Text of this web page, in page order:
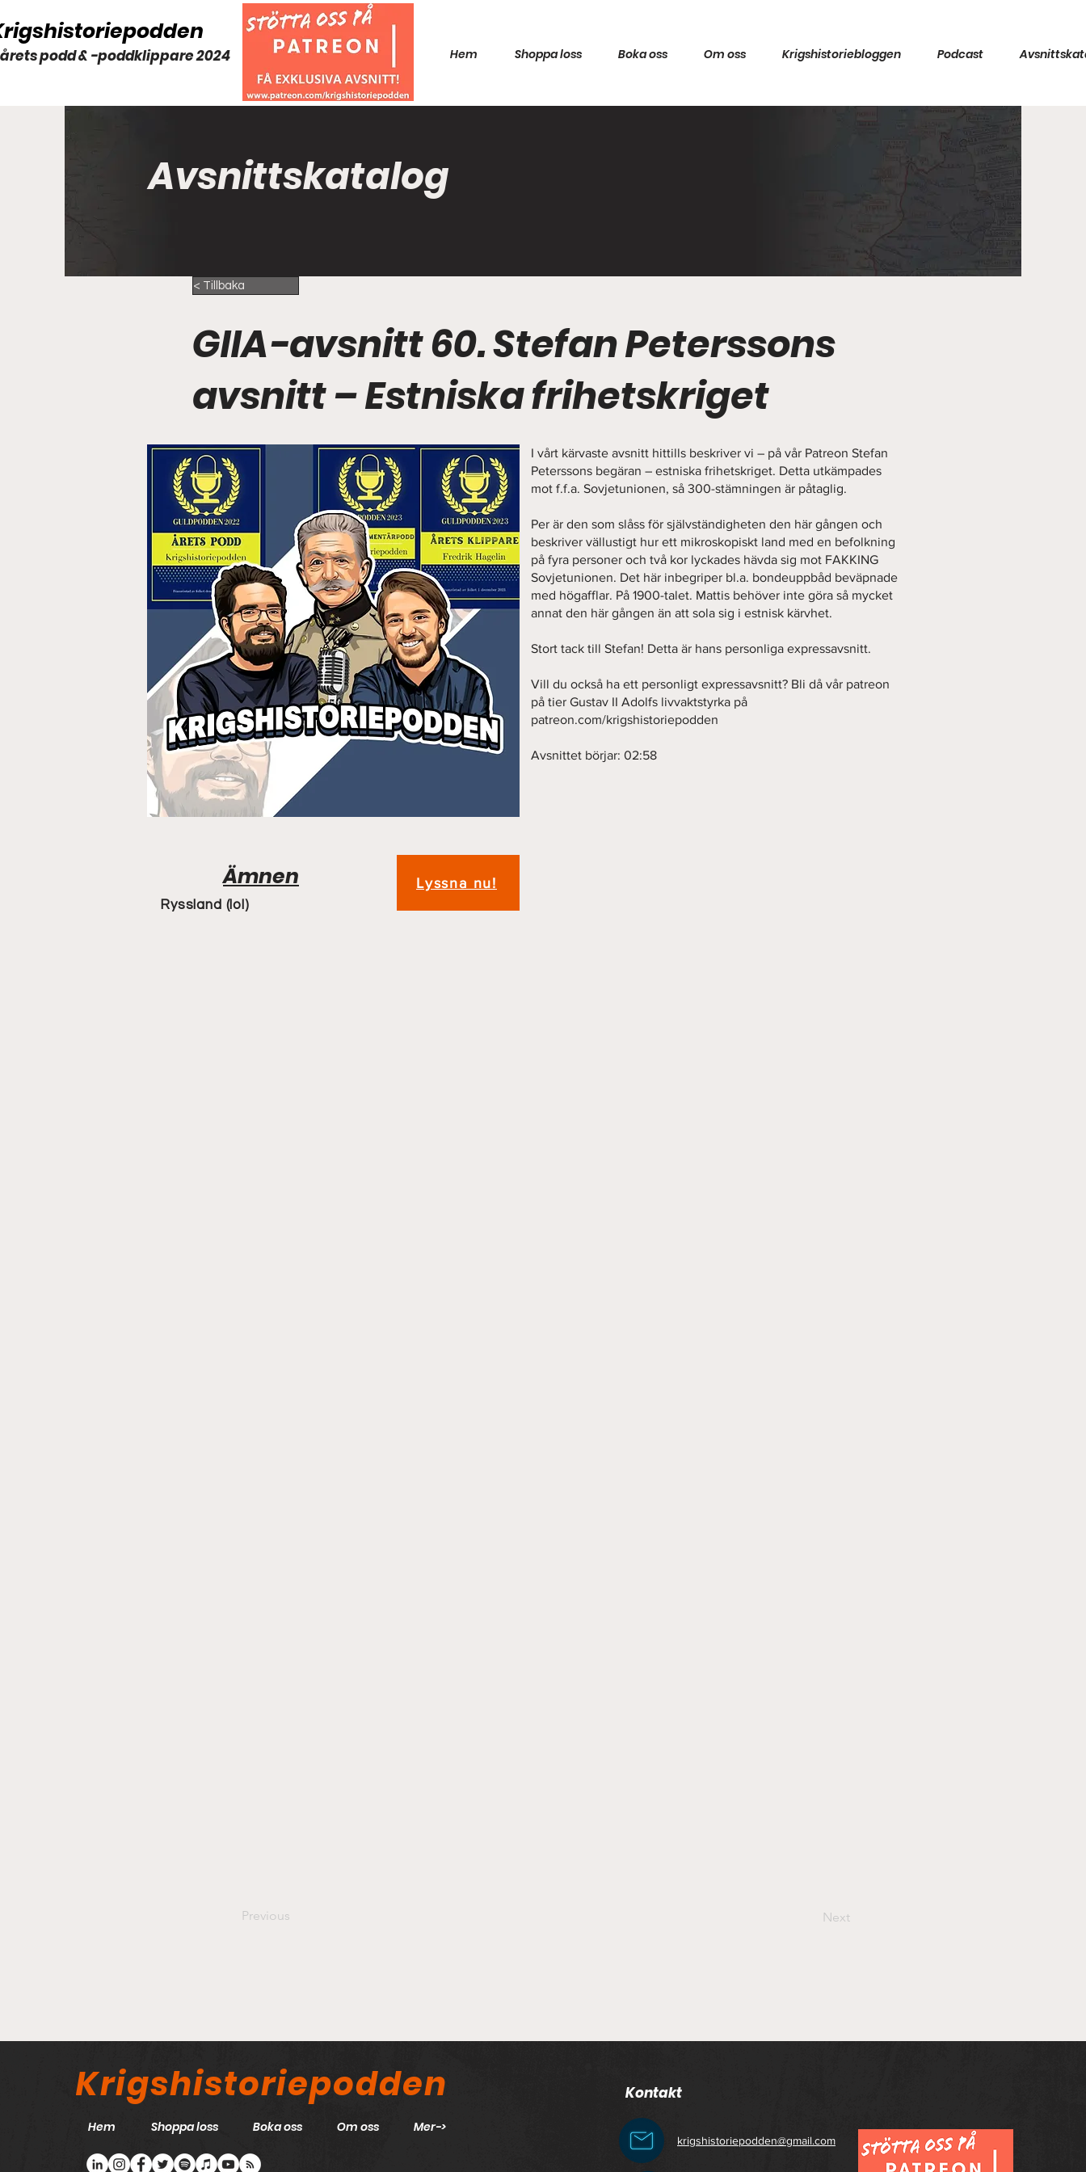
podd & -poddklippare 2024 Hem Shoppa loss Boka oss Om oss Krigshistoriebloggen Podcast
< Tillbaka
GIIA-avsnitt 60. Stefan Peterssons
avsnitt – Estniska frihetskriget
Ämnen
Ryssland (lol)
Lyssna nu!
I vårt kärvaste avsnitt hittills beskriver vi – på vår Patreon Stefan
Peterssons begäran – estniska frihetskriget. Detta utkämpades
mot f.f.a. Sovjetunionen, så 300-stämningen är påtaglig.
Per är den som slåss för självständigheten den här gången och
beskriver vällustigt hur ett mikroskopiskt land med en befolkning
på fyra personer och två kor lyckades hävda sig mot FAKKING
Sovjetunionen. Det här inbegriper bl.a. bondeuppbåd beväpnade
med högafflar. På 1900-talet. Mattis behöver inte göra så mycket
annat den här gången än att sola sig i estnisk kärvhet.
Stort tack till Stefan! Detta är hans personliga expressavsnitt.
Vill du också ha ett personligt expressavsnitt? Bli då vår patreon
på tier Gustav II Adolfs livvaktstyrka på
patreon.com/krigshistoriepodden
Avsnittet börjar: 02:58
Previous Next
Avsnittskatalog
Krigshistoriepodden
Hem Shoppa loss Boka oss Om oss Mer->
Kontakt
krigshistoriepodden@gmail.com